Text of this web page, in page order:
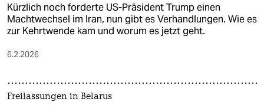
Kürzlich noch forderte US-Präsident Trump einen
Machtwechsel im Iran, nun gibt es Verhandlungen. Wie es
zur Kehrtwende kam und worum es jetzt geht.
6.2.2026
Freilassungen in Belarus